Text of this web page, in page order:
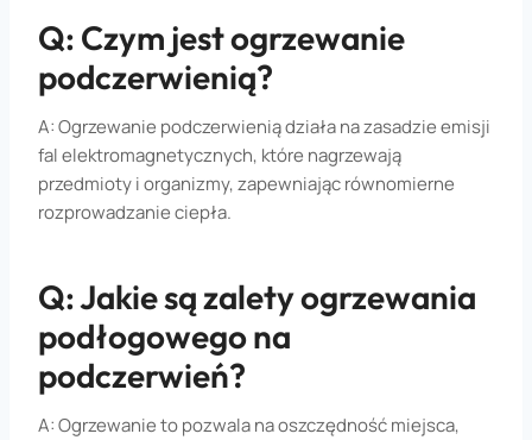
Q: Czym jest ogrzewanie
podczerwienią?
A: Ogrzewanie podczerwienią działa na zasadzie emisji
fal elektromagnetycznych, które nagrzewają
przedmioty i organizmy, zapewniając równomierne
rozprowadzanie ciepła.
Q: Jakie są zalety ogrzewania
podłogowego na
podczerwień?
A: Ogrzewanie to pozwala na oszczędność miejsca,